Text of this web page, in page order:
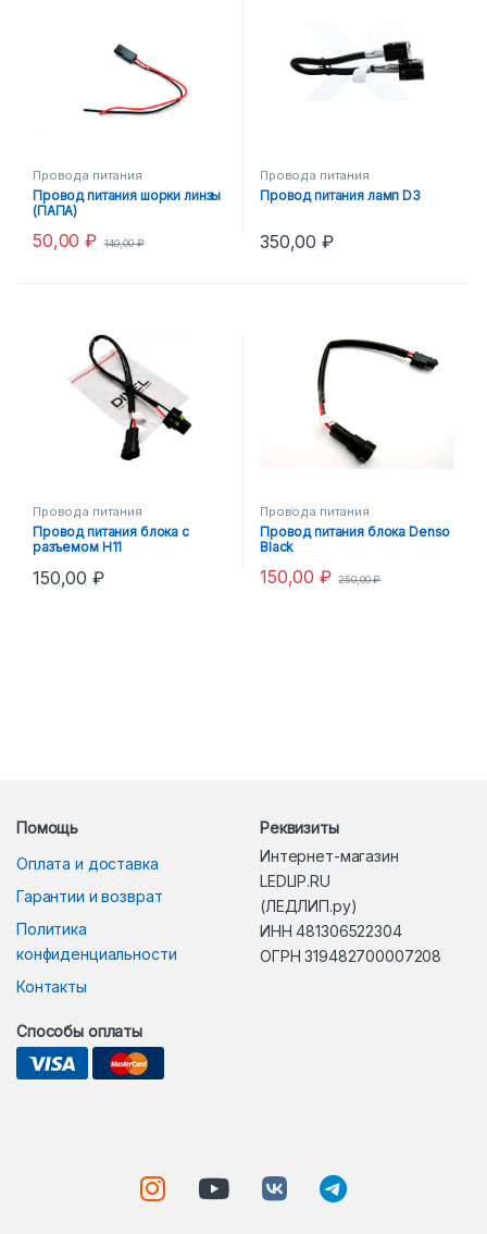
Провода питания
Провод питания шорки линзы
(ПАПА)
50,00₽ 140,00₽
Провода питания
Провод питания ламп D3
350,00₽
Провода питания
Провод питания блока с
разъемом H11
150,00₽
Провода питания
Провод питания блока Denso
Black
150,00₽ 250,00₽
Помощь
Оплата и доставка
Гарантии и возврат
Политика
конфиденциальности
Контакты
Реквизиты
Интернет-магазин
LEDLIP.RU
(ЛЕДЛИП.ру)
ИНН 481306522304
ОГРН 319482700007208
Способы оплаты